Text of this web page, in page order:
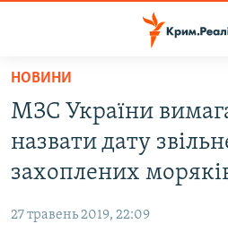
Перейти
основного
матеріалу
до
основної
навігації
ВОДА.КРИМ
БЛОГИ
НОВИНИ
МЗС України
назвати дату
захоплених
27 травень 2019, 22:09